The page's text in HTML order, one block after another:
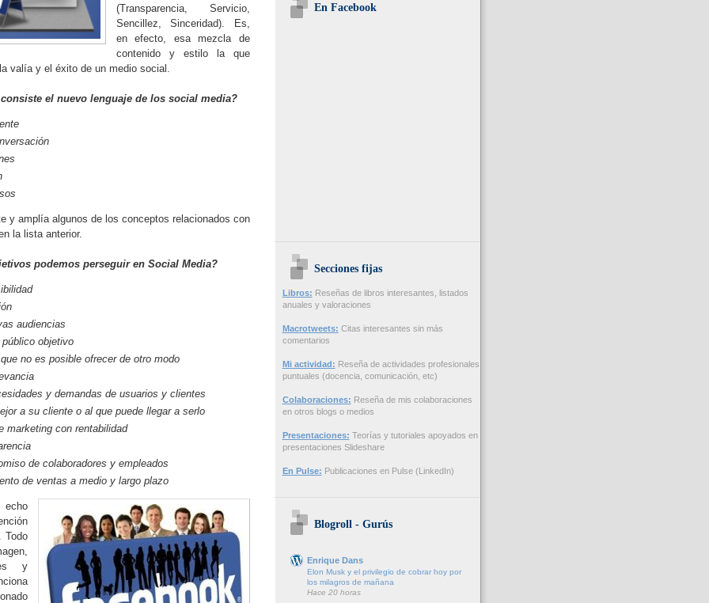
(Transparencia, Servicio,
Sencillez, Sinceridad). Es,
en efecto, esa mezcla de
contenido y estilo la que
valía y el éxito de un medio social.
el nuevo lenguaje de los social media?
y amplía algunos de los conceptos relacionados con
la lista anterior.
podemos perseguir en Social Media?
audiencias
objetivo
no es posible ofrecer de otro modo
y demandas de usuarios y clientes
a su cliente o al que puede llegar a serlo
marketing con rentabilidad
de colaboradores y empleados
de ventas a medio y largo plazo
echo
Todo
y
En Facebook
Secciones fijas
Libros: Reseñas de libros interesantes, listados
anuales y valoraciones
Macrotweets: Citas interesantes sin más
comentarios
Mi actividad: Reseña de actividades profesionales
puntuales (docencia, comunicación, etc)
Colaboraciones: Reseña de mis colaboraciones
en otros blogs o medios
Presentaciones: Teorías y tutoriales apoyados en
presentaciones Slideshare
En Pulse: Publicaciones en Pulse (LinkedIn)
Blogroll - Gurús
Enrique Dans
Elon Musk y el privilegio de cobrar hoy por
los milagros de mañana
Hace 20 horas